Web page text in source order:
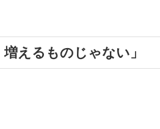
増えるものじゃない」